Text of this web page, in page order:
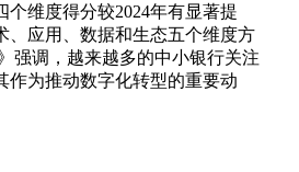
个维度得分较2024年有显著提
、应用、数据和生态五个维度方
强调，越来越多的中小银行关注
作为推动数字化转型的重要动